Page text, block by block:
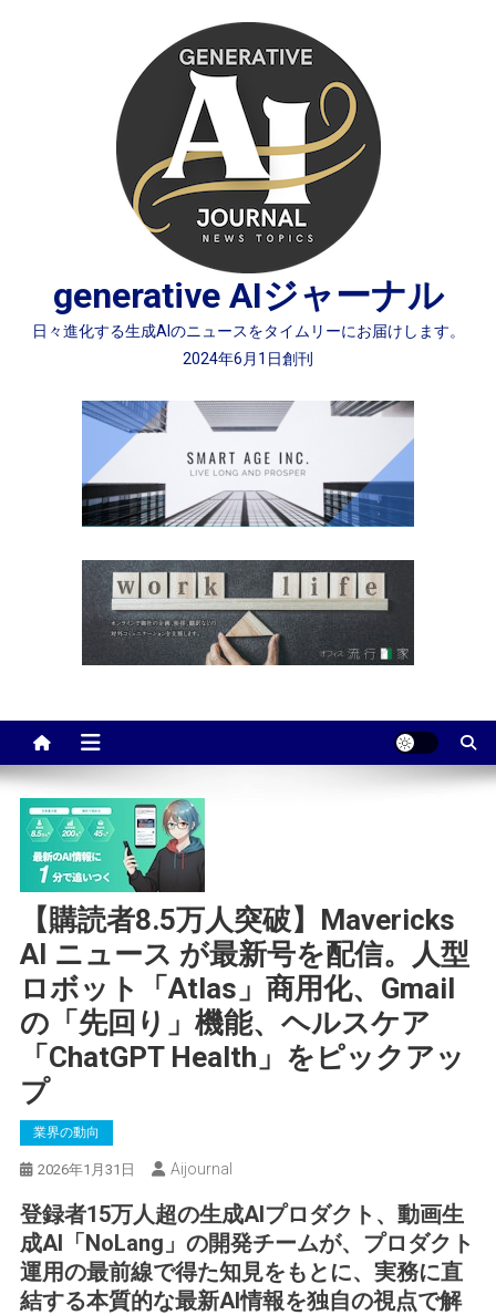
generative AIジャーナル
日々進化する生成AIのニュースをタイムリーにお届けします。
2024年6月1日創刊
【購読者8.5万人突破】Mavericks
AI ニュース が最新号を配信。人型
ロボット「Atlas」商用化、Gmail
の「先回り」機能、ヘルスケア
「ChatGPT Health」をピックアッ
プ
業界の動向
2026年1月31日 Aijournal
登録者15万人超の生成AIプロダクト、動画生
成AI「NoLang」の開発チームが、プロダクト
運用の最前線で得た知見をもとに、実務に直
結する本質的な最新AI情報を独自の視点で解